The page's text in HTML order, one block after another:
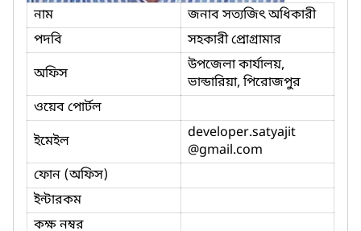
নাম
জনাব সত্যজিৎ অধিকারী
পদবি
সহকারী প্রোগ্রামার
অফিস
উপজেলা কার্যালয়,
ভান্ডারিয়া, পিরোজপুর
ওয়েব পোর্টল
ইমেইল
developer.satyajit
@gmail.com
ফোন (অফিস)
ইন্টারকম
কক্ষ নম্বর